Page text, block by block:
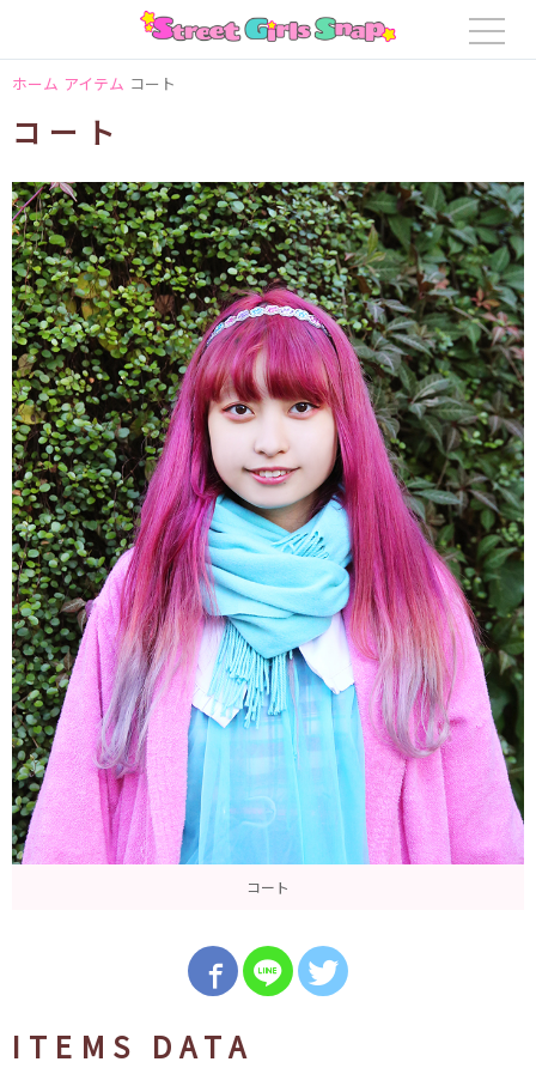
ホーム アイテム コート
コート
コート
ITEMS DATA